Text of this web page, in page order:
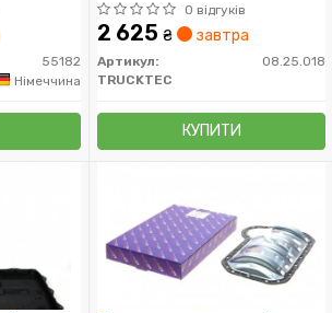
55182
Німеччина
0 відгуків
2 625 ₴ завтра
Артикул:
08.25.018
TRUCKTEC
КУПИТИ